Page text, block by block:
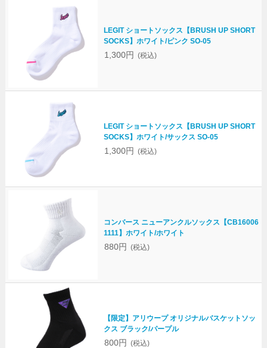
LEGIT ショートソックス【BRUSH UP SHORT
SOCKS】ホワイト/ピンク SO-05
1,300円 (税込)
LEGIT ショートソックス【BRUSH UP SHORT
SOCKS】ホワイト/サックス SO-05
1,300円 (税込)
コンバース ニューアンクルソックス【CB16006
1111】ホワイト/ホワイト
880円 (税込)
【限定】アリウープ オリジナルバスケットソッ
クス ブラック/パープル
800円 (税込)